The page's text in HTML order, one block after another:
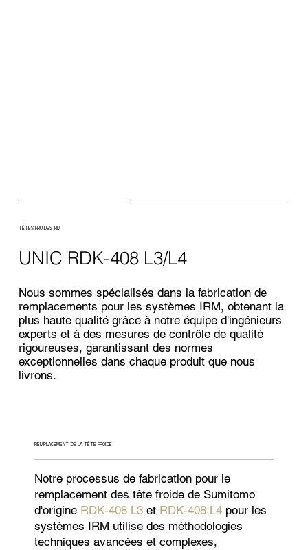
TÊTES FROIDES IRM
UNIC RDK-408 L3/L4
Nous sommes spécialisés dans la fabrication de
remplacements pour les systèmes IRM, obtenant la
plus haute qualité grâce à notre équipe d'ingénieurs
experts et à des mesures de contrôle de qualité
rigoureuses, garantissant des normes
exceptionnelles dans chaque produit que nous
livrons.
REMPLACEMENT DE LA TÊTE FROIDE
Notre processus de fabrication pour le
remplacement des tête froide de Sumitomo
d'origine RDK-408 L3et RDK-408 L4pour les
systèmes IRM utilise des méthodologies
techniques avancées et complexes,